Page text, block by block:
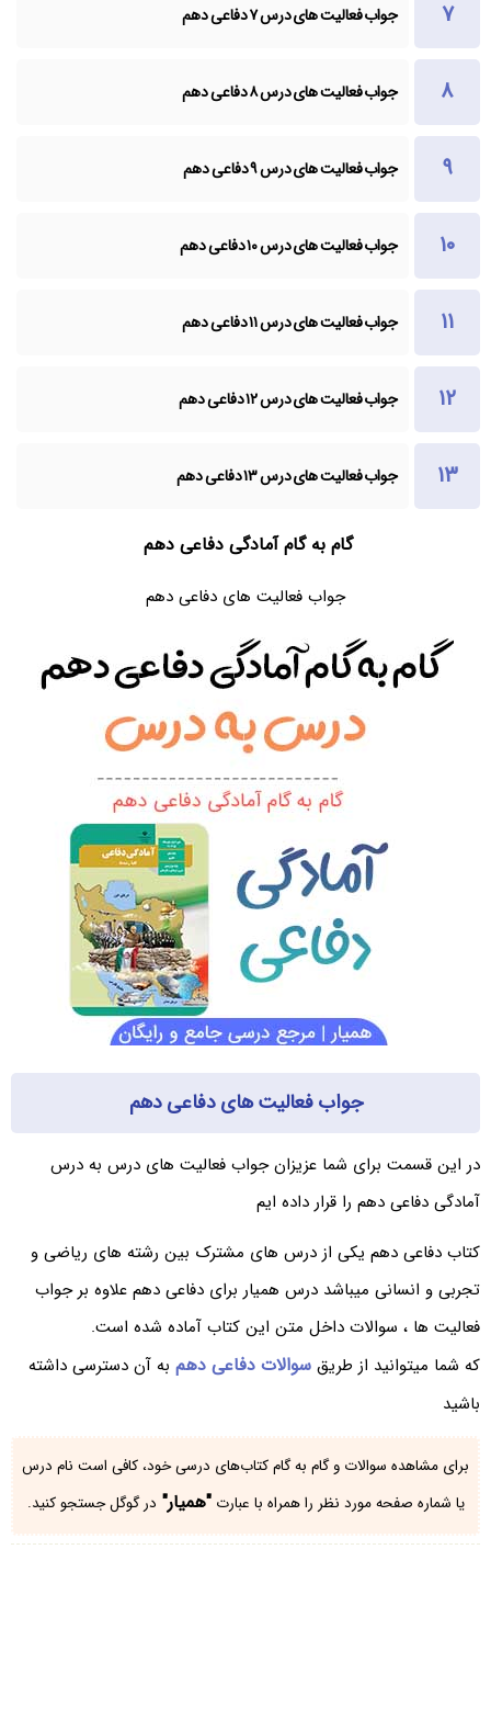
جواب فعالیت های درس ۷ دفاعی دهم
جواب فعالیت های درس ۸ دفاعی دهم
جواب فعالیت های درس ۹ دفاعی دهم
جواب فعالیت های درس ۱۰ دفاعی دهم
جواب فعالیت های درس ۱۱ دفاعی دهم
جواب فعالیت های درس ۱۲ دفاعی دهم
جواب فعالیت های درس ۱۳ دفاعی دهم
گام به گام آمادگی دفاعی دهم
جواب فعالیت های دفاعی دهم
جواب فعالیت های دفاعی دهم
در این قسمت برای شما عزیزان جواب فعالیت های درس به درس
آمادگی دفاعی دهم را قرار داده ایم
کتاب دفاعی دهم یکی از درس های مشترک بین رشته های ریاضی و
تجربی و انسانی میباشد درس همیار برای دفاعی دهم علاوه بر جواب
فعالیت ها ، سوالات داخل متن این کتاب آماده شده است.
که شما میتوانید از طریق سوالات دفاعی دهم به آن دسترسی داشته
باشید
برای مشاهده سوالات و گام به گام کتاب‌های درسی خود، کافی است نام درس
یا شماره صفحه مورد نظر را همراه با عبارت"همیار" در گوگل جستجو کنید.